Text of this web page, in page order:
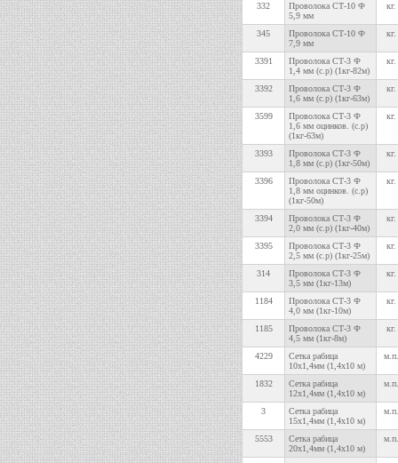
332
Проволока СТ-10 Ф
5,9 мм
кг.
345
Проволока СТ-10 Ф
7,9 мм
кг.
3391
Проволока СТ-3 Ф
1,4 мм (с.р) (1кг-82м)
кг.
3392
Проволока СТ-3 Ф
1,6 мм (с.р) (1кг-63м)
кг.
3599
Проволока СТ-3 Ф
1,6 мм оцинков. (с.р)
(1кг-63м)
кг.
3393
Проволока СТ-3 Ф
1,8 мм (с.р) (1кг-50м)
кг.
3396
Проволока СТ-3 Ф
1,8 мм оцинков. (с.р)
(1кг-50м)
кг.
3394
Проволока СТ-3 Ф
2,0 мм (с.р) (1кг-40м)
кг.
3395
Проволока СТ-3 Ф
2,5 мм (с.р) (1кг-25м)
кг.
314
Проволока СТ-3 Ф
3,5 мм (1кг-13м)
кг.
1184
Проволока СТ-3 Ф
4,0 мм (1кг-10м)
кг.
1185
Проволока СТ-3 Ф
4,5 мм (1кг-8м)
кг.
4229
Сетка рабица
10х1,4мм (1,4х10 м)
м.п.
1832
Сетка рабица
12х1,4мм (1,4х10 м)
м.п.
3
Сетка рабица
15х1,4мм (1,4х10 м)
м.п.
5553
Сетка рабица
20х1,4мм (1,4х10 м)
м.п.